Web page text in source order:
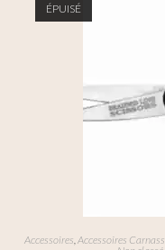
ÉPUISÉ
Accessoires Accessoires